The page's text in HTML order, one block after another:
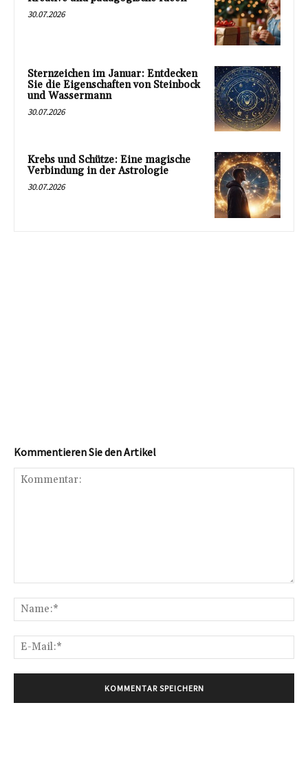
30.07.2026
Sternzeichen im Januar: Entdecken
Sie die Eigenschaften von Steinbock
und Wassermann
30.07.2026
Krebs und Schütze: Eine magische
Verbindung in der Astrologie
30.07.2026
Kommentieren Sie den Artikel